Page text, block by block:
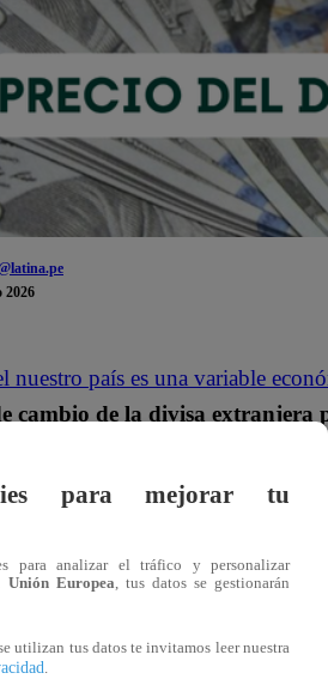
2026
país es una variable
cambio de la divisa extranjera
y la percepción de
PRECIO DEL
8 de mayo, enS/3.456la
para mejorar tu
para analizar el tráfico y personalizar
Unión Europea, tus datos se gestionarán
utilizan tus datos te invitamos leer nuestra
.